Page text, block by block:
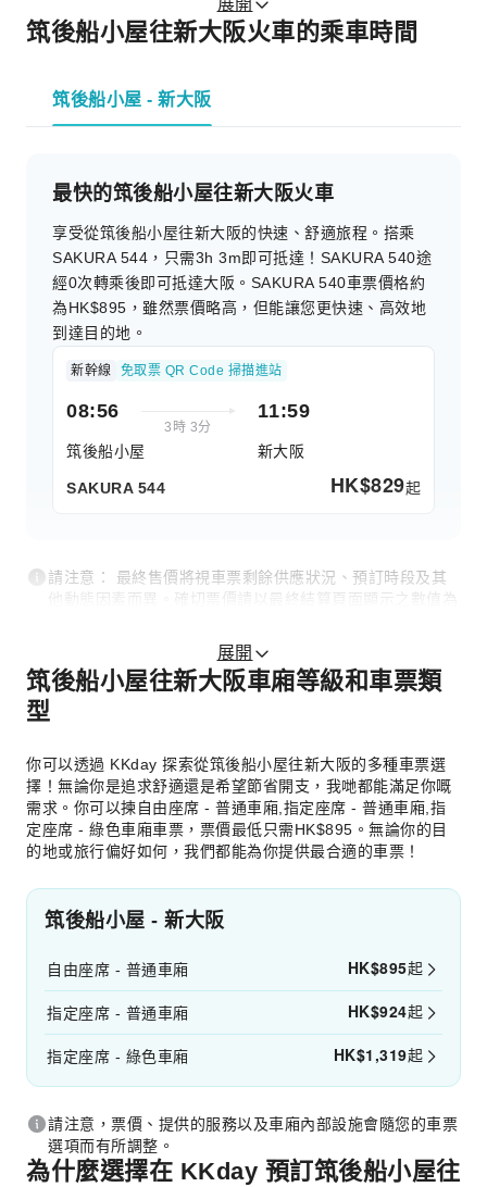
展開
筑後船小屋往新大阪火車的乘車時間
筑後船小屋 - 新大阪
最快的筑後船小屋往新大阪火車
享受從筑後船小屋往新大阪的快速、舒適旅程。搭乘
SAKURA 544，只需3h 3m即可抵達！SAKURA 540途
經0次轉乘後即可抵達大阪。SAKURA 540車票價格約
為HK$895，雖然票價略高，但能讓您更快速、高效地
到達目的地。
新幹線 免取票 QR Code 掃描進站
08:56
3時 3分
筑後船小屋
11:59
新大阪
SAKURA 544 HK$829起
請注意： 最終售價將視車票剩餘供應狀況、預訂時段及其
他動態因素而異。確切票價請以最終結算頁面顯示之數值為
展開
筑後船小屋往新大阪車廂等級和車票類
型
你可以透過 KKday 探索從筑後船小屋往新大阪的多種車票選
擇！無論你是追求舒適還是希望節省開支，我哋都能滿足你嘅
需求。你可以揀自由座席 - 普通車廂,指定座席 - 普通車廂,指
定座席 - 綠色車廂車票，票價最低只需HK$895。無論你的目
的地或旅行偏好如何，我們都能為你提供最合適的車票！
筑後船小屋 - 新大阪
自由座席 - 普通車廂 HK$895起
指定座席 - 普通車廂 HK$924起
指定座席 - 綠色車廂 HK$1,319起
請注意，票價、提供的服務以及車廂內部設施會隨您的車票
選項而有所調整。
為什麼選擇在 KKday 預訂筑後船小屋往